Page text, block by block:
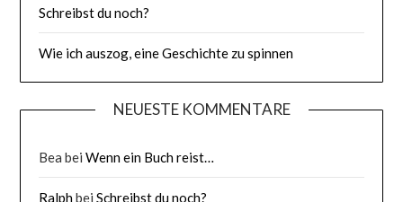
Schreibst du noch?
Wie ich auszog, eine Geschichte zu spinnen
NEUESTE KOMMENTARE
Bea beiWenn ein Buch reist…
RalphbeiSchreibst du noch?